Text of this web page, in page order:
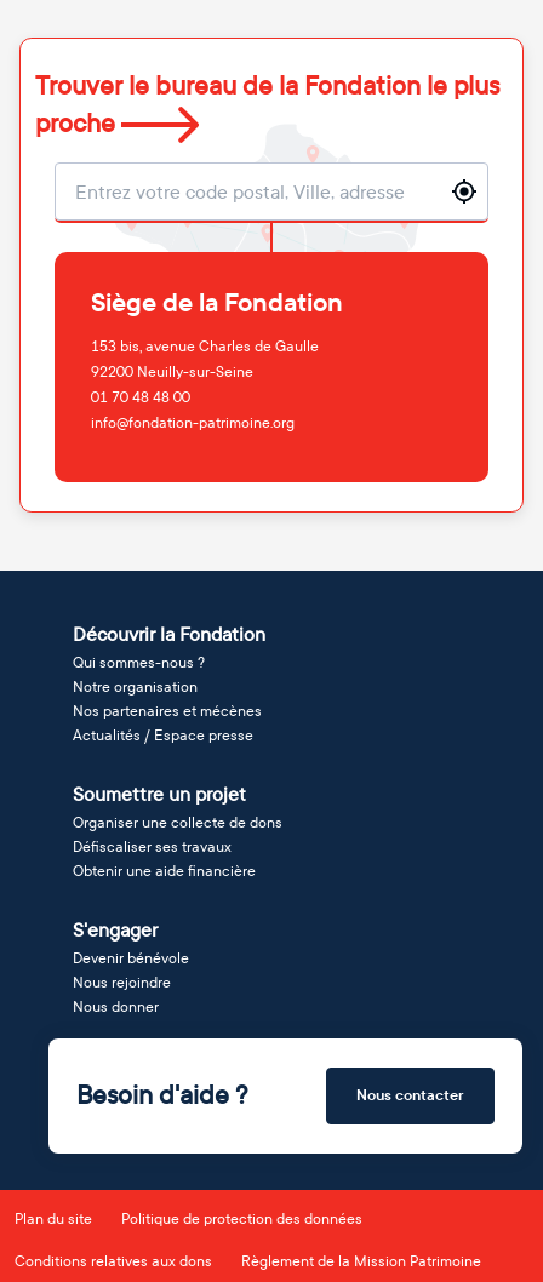
Trouver le bureau de la Fondation le plus
proche
Localisation
Siège de la Fondation
153 bis, avenue Charles de Gaulle
92200 Neuilly-sur-Seine
01 70 48 48 00
info@fondation-patrimoine.org
Découvrir la Fondation
Qui sommes-nous ?
Notre organisation
Nos partenaires et mécènes
Actualités / Espace presse
Soumettre un projet
Organiser une collecte de dons
Défiscaliser ses travaux
Obtenir une aide financière
S'engager
Devenir bénévole
Nous rejoindre
Nous donner
Besoin d'aide ? Nous contacter
Plan du site Politique de protection des données
Conditions relatives aux dons Règlement de la Mission Patrimoine